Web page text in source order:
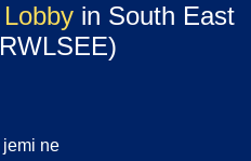
Lobby in South East
jemi ne